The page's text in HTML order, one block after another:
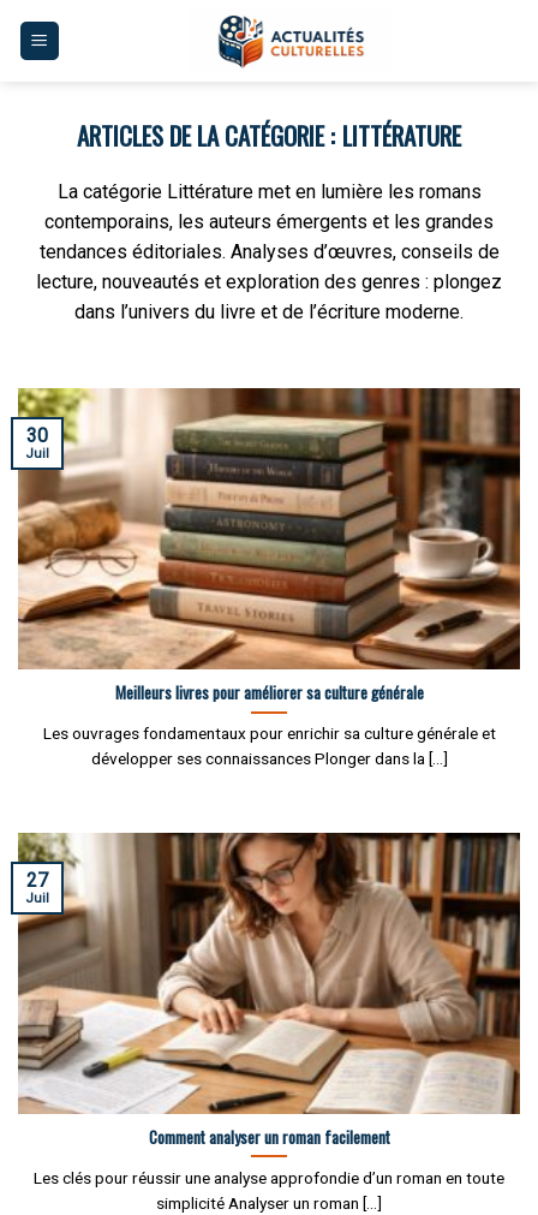
LITTÉRATURE
La catégorie Littérature met en lumière les romans
contemporains, les auteurs émergents et les grandes
tendances éditoriales. Analyses d’œuvres, conseils de
lecture, nouveautés et exploration des genres : plongez
dans l’univers du livre et de l’écriture moderne.
Meilleurs livres pour améliorer sa culture générale
Les ouvrages fondamentaux pour enrichir sa culture générale et
développer ses connaissances Plonger dans la [...]
30
Juil
Comment analyser un roman facilement
Les clés pour réussir une analyse approfondie d’un roman en toute
simplicité Analyser un roman [...]
27
Juil